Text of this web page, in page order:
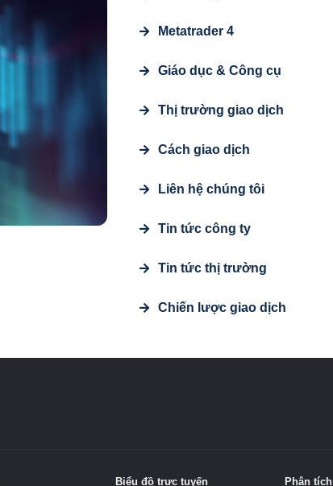
Metatrader 4
Giáo dục & Công cụ
Thị trường giao dịch
Cách giao dịch
Liên hệ chúng tôi
Tin tức công ty
Tin tức thị trường
Chiến lược giao dịch
Biểu đồ trực tuyến Phân tích